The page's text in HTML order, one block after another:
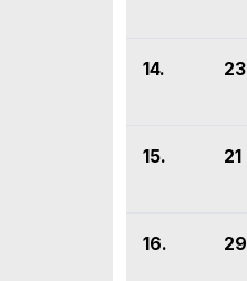
14. 23
15. 21
16. 29